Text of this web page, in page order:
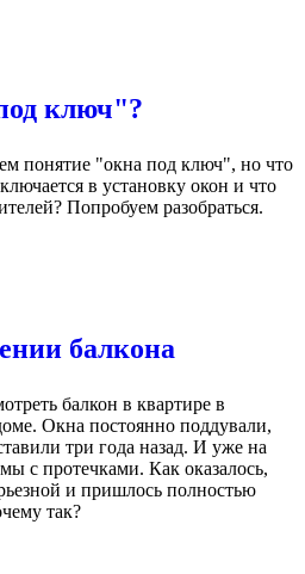
ключ"?
понятие "окна под ключ", но что
в установку окон и что
Попробуем разобраться.
балкона
балкон в квартире в
Окна постоянно поддували,
три года назад. И уже на
с протечками. Как оказалось,
и пришлось полностью
так?